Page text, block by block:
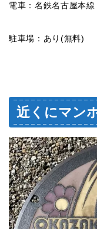
電車：名鉄名古屋本
駐車場：あり(無料)
近くにマン